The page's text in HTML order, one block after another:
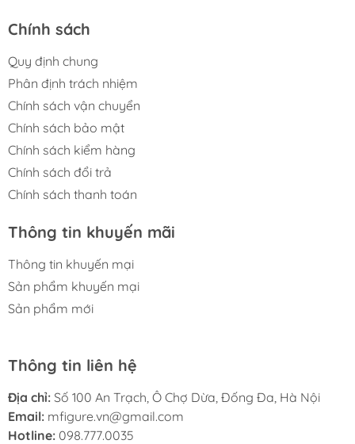
Chính sách
Quy định chung
Phân định trách nhiệm
Chính sách vận chuyển
Chính sách bảo mật
Chính sách kiểm hàng
Chính sách đổi trả
Chính sách thanh toán
Thông tin khuyến mãi
Thông tin khuyến mại
Sản phẩm khuyến mại
Sản phẩm mới
Thông tin liên hệ
Địa chỉ: Số 100 An Trạch, Ô Chợ Dừa, Đống Đa, Hà Nội
Email: mfigure.vn@gmail.com
Hotline: 098.777.0035